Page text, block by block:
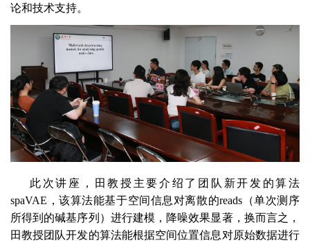
论和技术支持。
此次讲座，田教授主要介绍了 团队 新开发的算法
spaVAE ，该算法能基于空间信息对离散的reads （单次测序
所得到的碱基序列）进行建模，降噪效果显著，换而言之，
田教授团队开发的算法能根据空间位置信息对原始数据进行